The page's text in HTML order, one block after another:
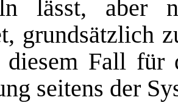
lässt, aber
grundsätzlich
Fall für
seitens der